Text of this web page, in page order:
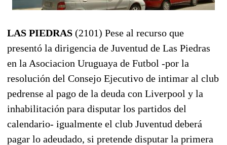
LAS PIEDRAS (2101) Pese al recurso que
presentó la dirigencia de Juventud de Las Piedras
en la Asociacion Uruguaya de Futbol -por la
resolución del Consejo Ejecutivo de intimar al club
pedrense al pago de la deuda con Liverpool y la
inhabilitación para disputar los partidos del
calendario- igualmente el club Juventud deberá
pagar lo adeudado, si pretende disputar la primera